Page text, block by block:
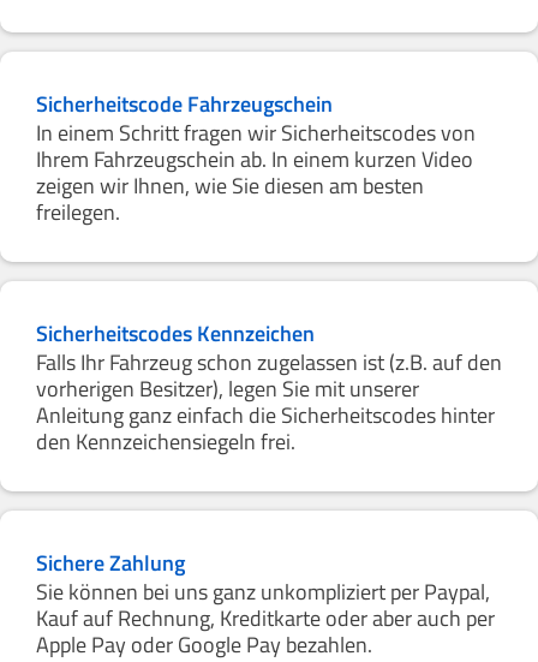
Sicherheitscode Fahrzeugschein
In einem Schritt fragen wir Sicherheitscodes von
Ihrem Fahrzeugschein ab. In einem kurzen Video
zeigen wir Ihnen, wie Sie diesen am besten
freilegen.
Sicherheitscodes Kennzeichen
Falls Ihr Fahrzeug schon zugelassen ist (z.B. auf den
vorherigen Besitzer), legen Sie mit unserer
Anleitung ganz einfach die Sicherheitscodes hinter
den Kennzeichensiegeln frei.
Sichere Zahlung
Sie können bei uns ganz unkompliziert per Paypal,
Kauf auf Rechnung, Kreditkarte oder aber auch per
Apple Pay oder Google Pay bezahlen.